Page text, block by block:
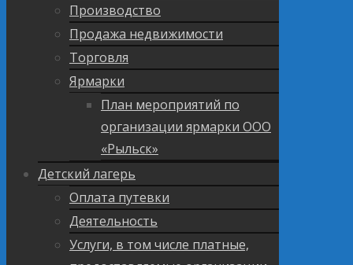
Производство
Продажа недвижимости
Торговля
Ярмарки
План мероприятий по
организации ярмарки ООО
«Рыльск»
Детский лагерь
Оплата путевки
Деятельность
Услуги, в том числе платные,